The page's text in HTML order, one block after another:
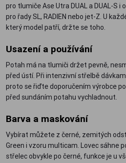
pro tlumiče Ase Utra DUAL a DUAL-S i
pro řady SL, RADIEN nebo jet-Z. U
který model patří, držte se toho.
Usazení a používání
Potah má na tlumiči držet pevně,
před ústí. Při intenzivní střelbě
proto se řiďte doporučením výrobce
před sundáním potahu vychladnout.
Barva a maskování
Vybírat můžete z černé, zemitých
Green i vzoru multicam. Lovec sáhne
střelec obvykle po černé, funkce je u